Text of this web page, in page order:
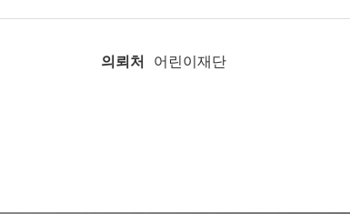
의뢰처 어린이재단